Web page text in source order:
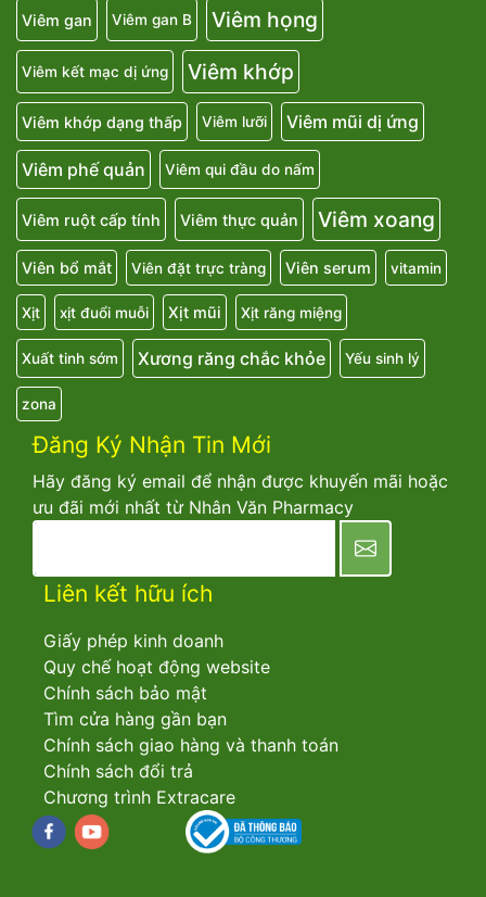
Viêm gan Viêm gan B Viêm họng
Viêm kết mạc dị ứng Viêm khớp
Viêm khớp dạng thấp Viêm lưỡi Viêm mũi dị ứng
Viêm phế quản Viêm qui đầu do nấm
Viêm ruột cấp tính Viêm thực quản Viêm xoang
Viên bổ mắt Viên đặt trực tràng Viên serum vitamin
Xịt xịt đuổi muỗi Xịt mũi Xịt răng miệng
Xuất tinh sớm Xương răng chắc khỏe Yếu sinh lý
zona
Đăng Ký Nhận Tin Mới
Hãy đăng ký email để nhận được khuyến mãi hoặc
ưu đãi mới nhất từ Nhân Văn Pharmacy
Liên kết hữu ích
Giấy phép kinh doanh
Quy chế hoạt động website
Chính sách bảo mật
Tìm cửa hàng gần bạn
Chính sách giao hàng và thanh toán
Chính sách đổi trả
Chương trình Extracare
Facebookyoutube